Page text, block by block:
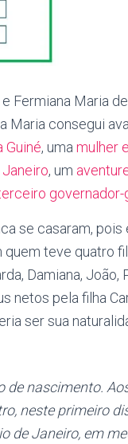
Fermiana Maria
Maria consegui
Guiné, uma mulher
, um
se casaram,
teve quatro
Damiana, João,
netos pela filha
ser sua
de nascimento.
neste primeiro
de Janeiro, em